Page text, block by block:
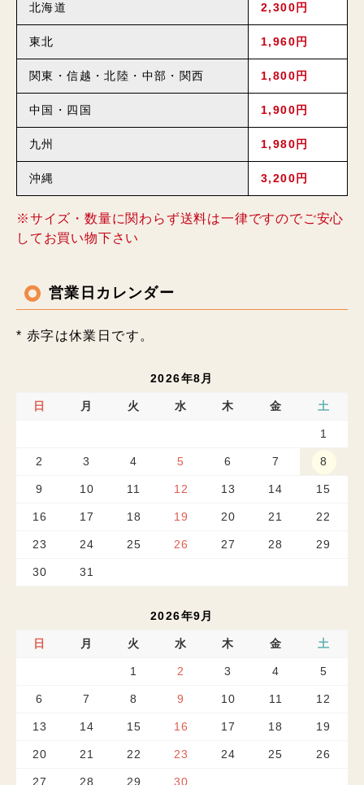
北海道 2,300円
東北 1,960円
関東・信越・北陸・中部・関西 1,800円
中国・四国 1,900円
九州 1,980円
沖縄 3,200円
※サイズ・数量に関わらず送料は一律ですのでご安心
してお買い物下さい
営業日カレンダー
* 赤字は休業日です。
2026年8月
日 月 火 水 木 金 土
1
2 3 4 5 6 7 8
9 10 11 12 13 14 15
16 17 18 19 20 21 22
23 24 25 26 27 28 29
30 31
2026年9月
日 月 火 水 木 金 土
1 2 3 4 5
6 7 8 9 10 11 12
13 14 15 16 17 18 19
20 21 22 23 24 25 26
27 28 29 30